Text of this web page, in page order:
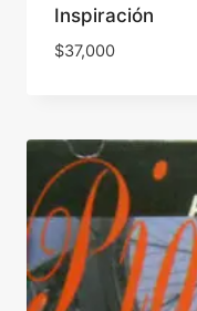
Inspiración
$37,000